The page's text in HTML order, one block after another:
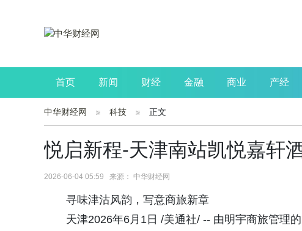
首页 新闻 财经 金融 商业 产经
公司 生活 读书
中华财经网 科技 正文
悦启新程-天津南站凯悦嘉轩
2026-06-04 05:59 来源： 中华财经网
寻味津沽风韵，写意商旅新章
天津2026年6月1日 /美通社/ -- 由明宇商旅管理